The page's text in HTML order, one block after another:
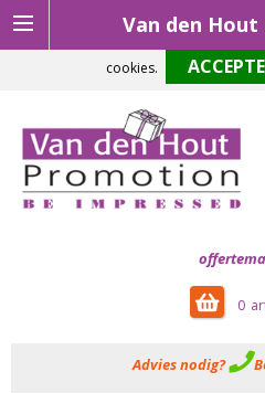
Van den
0
Advies nodig?
Om onze website optimaal te laten
cookies.